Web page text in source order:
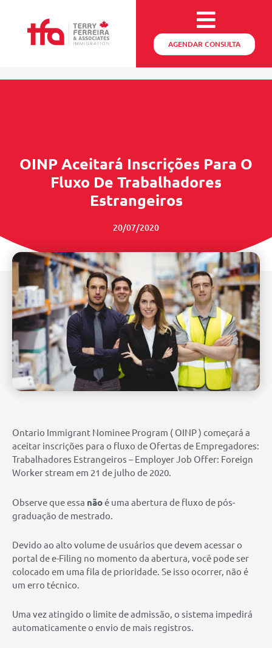
AGENDAR CONSULTA
OINP Aceitará Inscrições Para O
Fluxo De Trabalhadores
Estrangeiros
20/07/2020
Ontario Immigrant Nominee Program ( OINP ) começará a
aceitar inscrições para o fluxo de Ofertas de Empregadores:
Trabalhadores Estrangeiros – Employer Job Offer: Foreign
Worker stream em 21 de julho de 2020.
Observe que essa nãoé uma abertura de fluxo de pós-
graduação de mestrado.
Devido ao alto volume de usuários que devem acessar o
portal de e-Filing no momento da abertura, você pode ser
colocado em uma fila de prioridade. Se isso ocorrer, não é
um erro técnico.
Uma vez atingido o limite de admissão, o sistema impedirá
automaticamente o envio de mais registros.